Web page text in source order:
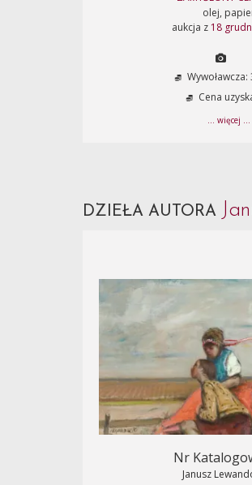
olej,
aukcja z 18
Wywoławcza:
Cena
... więcej ...
DZIEŁA AUTORA
Nr
Janusz